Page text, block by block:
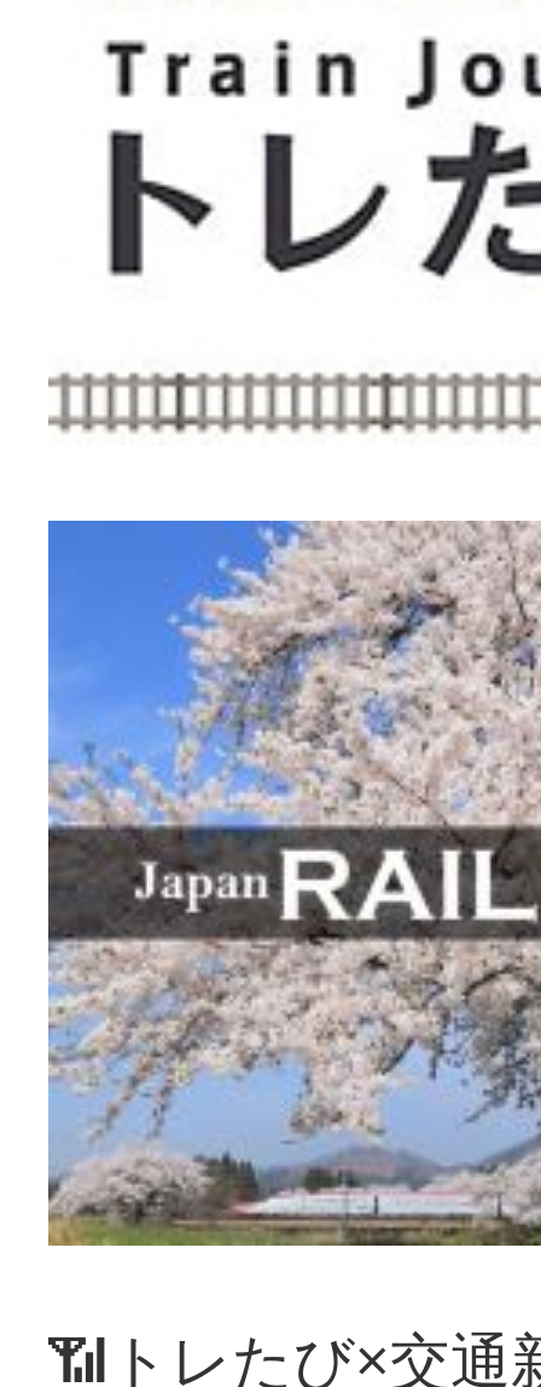
📶トレたび×交通